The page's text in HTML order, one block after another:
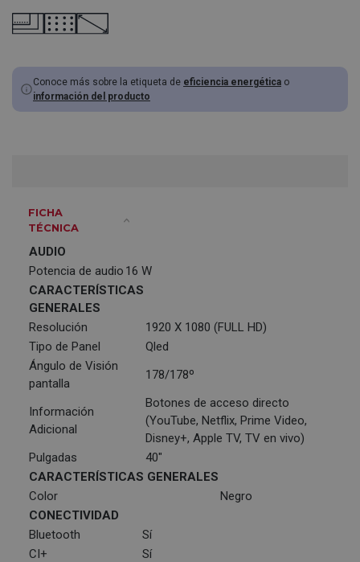
Conoce más sobre la etiqueta de eficiencia energética o
información del producto
FICHA
TÉCNICA
AUDIO
Potencia de audio 16 W
CARACTERÍSTICAS
GENERALES
Resolución
1920 X 1080 (FULL HD)
Tipo de Panel
Qled
Ángulo de Visión
pantalla
178/178º
Información
Adicional
Botones de acceso directo
(YouTube, Netflix, Prime Video,
Disney+, Apple TV, TV en vivo)
Pulgadas
40"
CARACTERÍSTICAS GENERALES
Color
Negro
CONECTIVIDAD
Bluetooth
Sí
CI+
Sí